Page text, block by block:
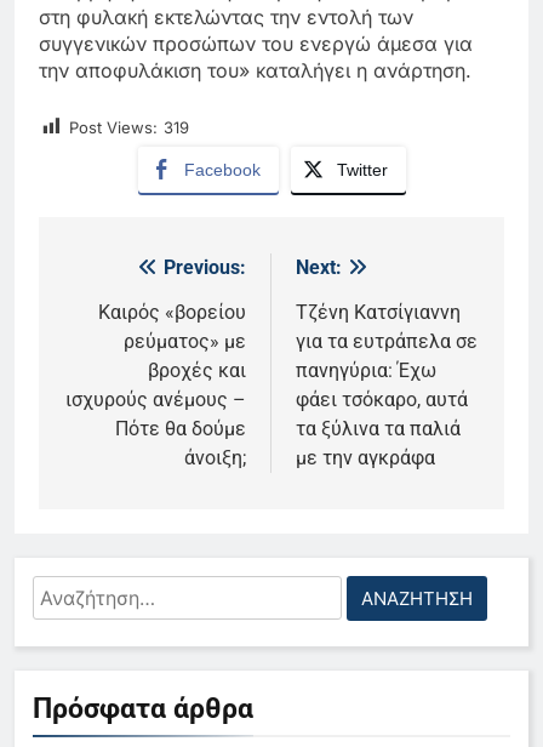
στη φυλακή εκτελώντας την εντολή των
συγγενικών προσώπων του ενεργώ άμεσα για
την αποφυλάκιση του» καταλήγει η ανάρτηση.
Post Views: 319
Facebook Twitter
Πλοήγηση
άρθρων
Previous:
Καιρός «βορείου
ρεύματος» με
βροχές και
ισχυρούς ανέμους –
Πότε θα δούμε
άνοιξη;
Next:
Τζένη Κατσίγιαννη
για τα ευτράπελα σε
πανηγύρια: Έχω
φάει τσόκαρο, αυτά
τα ξύλινα τα παλιά
με την αγκράφα
Αναζήτηση
για:
Πρόσφατα άρθραΟ Παναγιώτης Στάθης στο
«τιμόνι» του κεντρικού δελτίου